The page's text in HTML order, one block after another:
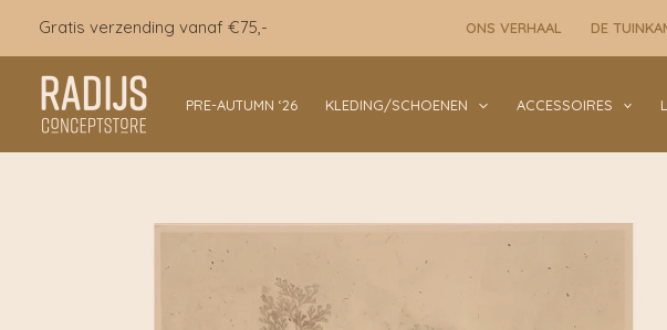
inhoud
Gratis verzending vanaf €75,- ONS VERHAAL DE
PRE-AUTUMN ‘26 KLEDING/SCHOENEN ACCESSOIRES